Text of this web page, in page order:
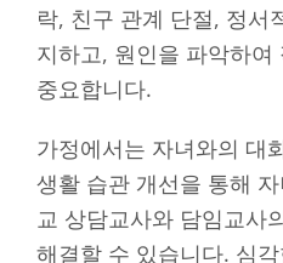
락, 친구 관계 단절, 정서
지하고, 원인을 파악하여
중요합니다.
가정에서는 자녀와의 대
생활 습관 개선을 통해
교 상담교사와 담임교사
해결할 수 있습니다. 심